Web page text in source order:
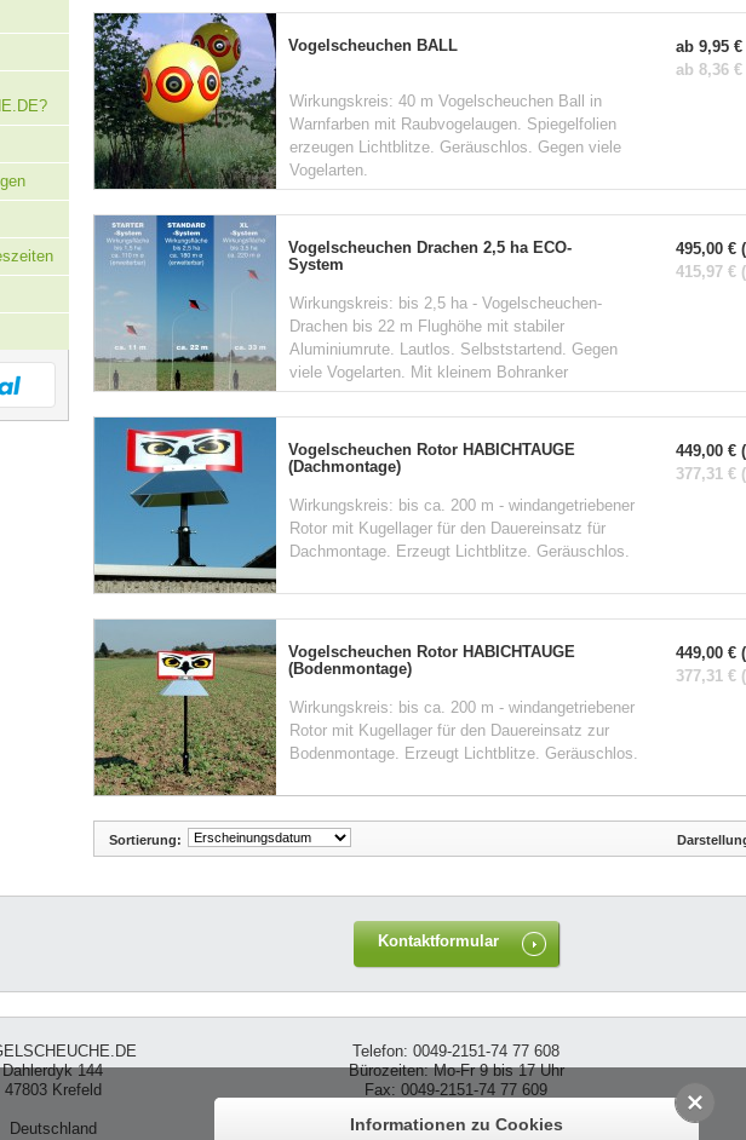
Vogelscheuchen BALL
Wirkungskreis: 40 m Vogelscheuchen Ball in
Warnfarben mit Raubvogelaugen. Spiegelfolien
erzeugen Lichtblitze. Geräuschlos. Gegen viele
Vogelarten.
ab 9,95
ab 8,36
Vogelscheuchen Drachen 2,5 ha ECO-
System
Wirkungskreis: bis 2,5 ha - Vogelscheuchen-
Drachen bis 22 m Flughöhe mit stabiler
Aluminiumrute. Lautlos. Selbststartend. Gegen
viele Vogelarten. Mit kleinem Bohranker
495,00 €
415,97 €
Vogelscheuchen Rotor HABICHTAUGE
(Dachmontage)
Wirkungskreis: bis ca. 200 m - windangetriebener
Rotor mit Kugellager für den Dauereinsatz für
Dachmontage. Erzeugt Lichtblitze. Geräuschlos.
449,00 €
377,31 €
Vogelscheuchen Rotor HABICHTAUGE
(Bodenmontage)
Wirkungskreis: bis ca. 200 m - windangetriebener
Rotor mit Kugellager für den Dauereinsatz zur
Bodenmontage. Erzeugt Lichtblitze. Geräuschlos.
449,00 €
377,31 €
Sortierung:
Kontaktformular
Dahlerdyk 144
47803 Krefeld
Deutschland
Telefon: 0049-2151-74 77 608
Bürozeiten: Mo-Fr 9 bis 17 Uhr
Fax: 0049-2151-74 77 609
Internet: www.vogelscheuche.de
Informationen zu Cookies